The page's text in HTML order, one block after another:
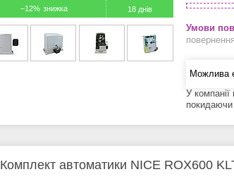
–12% 18 днів
У
покидаючи
Комплект автоматики NICE ROX600